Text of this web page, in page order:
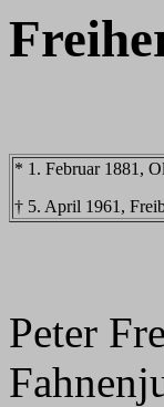
* 1. Februar 1881,
† 5. April 1961,
Peter